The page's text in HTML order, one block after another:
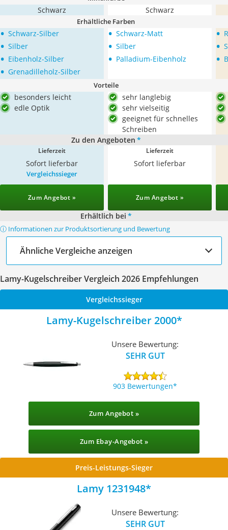
Schwarz Schwarz
Erhältliche Farben
• Schwarz-Silber
• Silber
• Eibenholz-Silber
• Grenadilleholz-Silber
• Schwarz-Matt
• Silber
• Palladium-Eibenholz
•
•
•
Vorteile
besonders leicht
edle Optik
sehr langlebig
sehr vielseitig
geeignet für schnelles
Schreiben
Zu den Angeboten *
Lieferzeit
Sofort lieferbar
Lieferzeit
Sofort lieferbar
Vergleichssieger
Zum Angebot » Zum Angebot »
Erhältlich bei *
ⓘ Informationen zur Produktsortierung und Bewertung
Ähnliche Vergleiche anzeigen
Lamy-Kugelschreiber Vergleich 2026 Empfehlungen
Vergleichssieger
Lamy-Kugelschreiber 2000
Unsere Bewertung:
SEHR GUT
903 Bewertungen
Zum Angebot »
Zum Ebay-Angebot »
Preis-Leistungs-Sieger
Lamy 1231948
Unsere Bewertung:
SEHR GUT